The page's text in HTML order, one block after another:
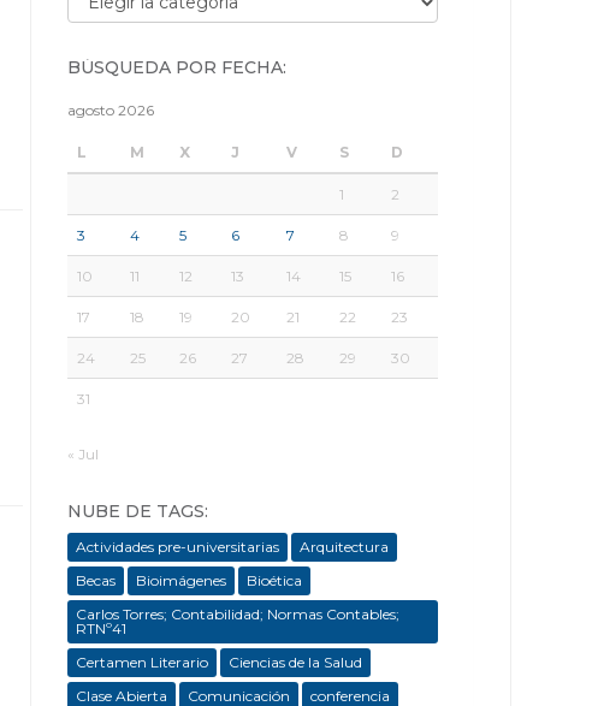
BÚSQUEDA POR FECHA:
agosto 2026
L M X J V S D
1 2
3 4 5 6 7 8 9
10 11 12 13 14 15 16
17 18 19 20 21 22 23
24 25 26 27 28 29 30
31
« Jul
NUBE DE TAGS:
Actividades pre-universitarias
Arquitectura
Becas
Bioimágenes
Bioética
Carlos Torres; Contabilidad; Normas Contables;
RTNº41
Certamen Literario
Ciencias de la Salud
Clase Abierta
Comunicación
conferencia